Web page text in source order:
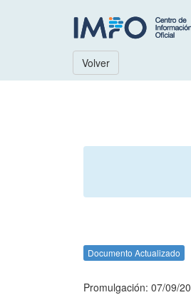
Volver
Documento Actualizado
Promulgación: 07/09/